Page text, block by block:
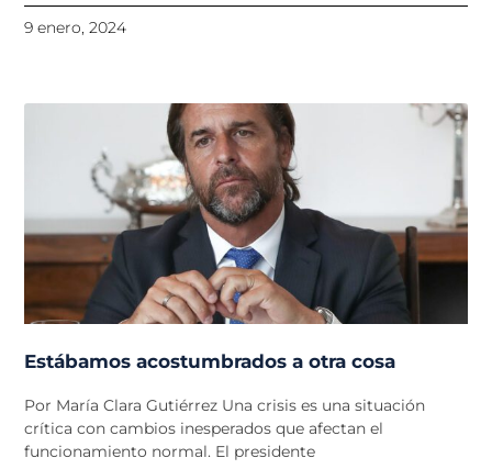
9 enero, 2024
Estábamos acostumbrados a otra cosa
Por María Clara Gutiérrez Una crisis es una situación
crítica con cambios inesperados que afectan el
funcionamiento normal. El presidente